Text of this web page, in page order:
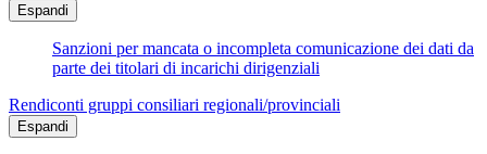
Espandi
Sanzioni per mancata o incompleta comunicazione dei dati da
parte dei titolari di incarichi dirigenziali
Rendiconti gruppi consiliari regionali/provinciali
Espandi